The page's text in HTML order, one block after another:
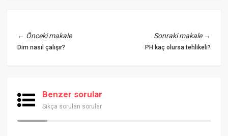
← Önceki makale
Dim nasıl çalışır?
Sonraki makale→
PH kaç olursa tehlikeli?
Benzer sorular
Sıkça sorulan sorular